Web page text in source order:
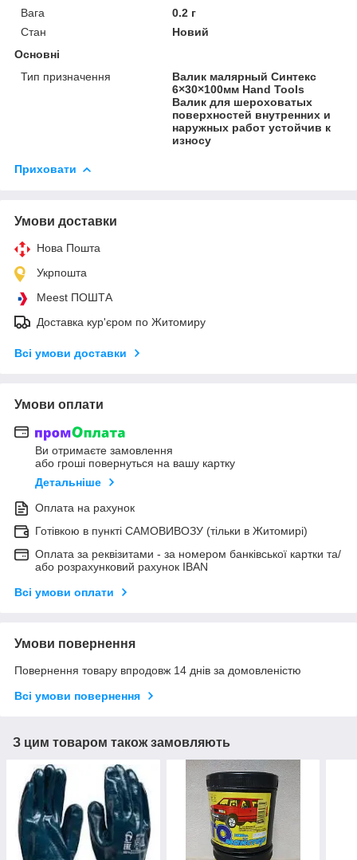
Вага
0.2 г
Стан
Новий
Основні
Тип призначення
Валик малярный Синтекс
6×30×100мм Hand Tools
Валик для шероховатых
поверхностей внутренних и
наружных работ устойчив к
износу
Приховати
Умови доставки
Нова Пошта
Укрпошта
Meest ПОШТА
Доставка кур'єром по Житомиру
Всі умови доставки
Умови оплати
Ви отримаєте замовлення
або гроші повернуться на вашу картку
Детальніше
Оплата на рахунок
Готівкою в пункті САМОВИВОЗУ (тільки в Житомирі)
Оплата за реквізитами - за номером банківської картки та/
або розрахунковий рахунок IBAN
Всі умови оплати
Умови повернення
Повернення товару впродовж 14 днів за домовленістю
Всі умови повернення
З цим товаром також замовляють